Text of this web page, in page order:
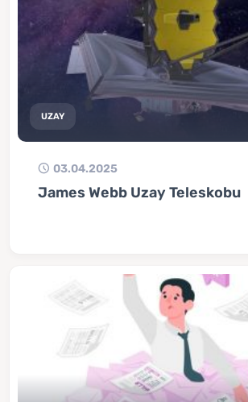
UZAY
03.04.2025
James Webb Uzay Teleskobu